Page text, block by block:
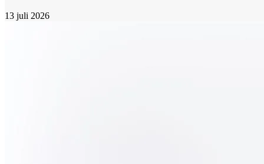
13 juli 2026